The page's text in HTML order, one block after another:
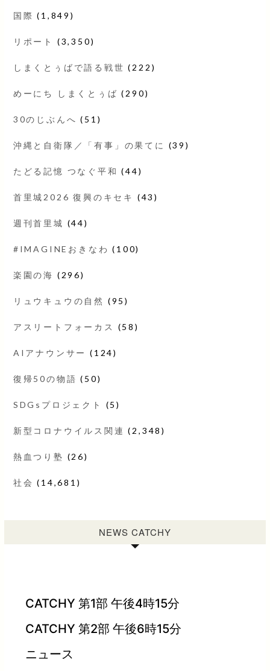
国際 (1,849)
リポート (3,350)
しまくとぅばで語る戦世 (222)
めーにち しまくとぅば (290)
30のじぶんへ (51)
沖縄と自衛隊／「有事」の果てに (39)
たどる記憶 つなぐ平和 (44)
首里城2026 復興のキセキ (43)
週刊首里城 (44)
#IMAGINEおきなわ (100)
楽園の海 (296)
リュウキュウの自然 (95)
アスリートフォーカス (58)
AIアナウンサー (124)
復帰50の物語 (50)
SDGsプロジェクト (5)
新型コロナウイルス関連 (2,348)
熱血つり塾 (26)
社会 (14,681)
NEWS CATCHY
CATCHY 第1部 午後4時15分
CATCHY 第2部 午後6時15分
ニュース